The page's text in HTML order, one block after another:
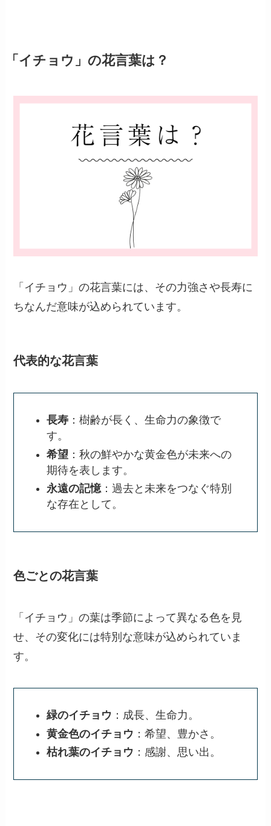
「イチョウ」の花言葉は？
「イチョウ」の花言葉には、その力強さや長寿に
ちなんだ意味が込められています。
代表的な花言葉
長寿 ：樹齢が長く、生命力の象徴で
す。
希望 ：秋の鮮やかな黄金色が未来への
期待を表します。
永遠の記憶：過去と未来をつなぐ特別
な存在として。
色ごとの花言葉
「イチョウ」の葉は季節によって異なる色を見
せ、その変化には特別な意味が込められていま
す。
緑のイチョウ ：成長、生命力。
黄金色のイチョウ ：希望、豊かさ。
枯れ葉のイチョウ ：感謝、思い出。